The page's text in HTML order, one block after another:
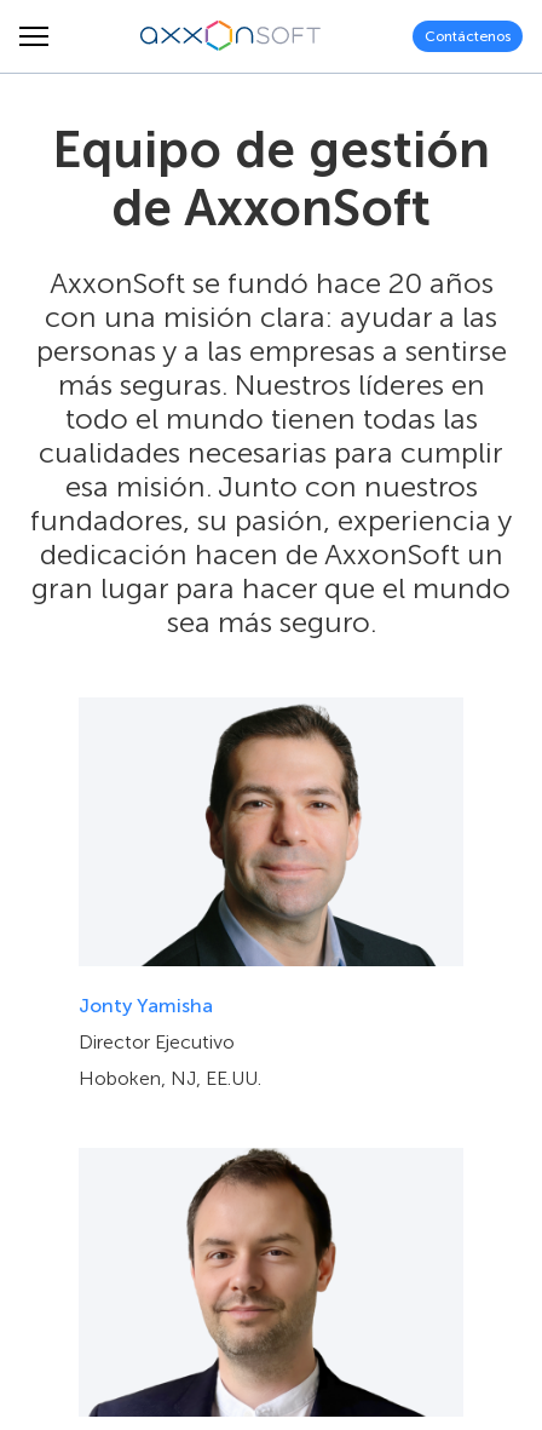
Contáctenos
Equipo de gestión
de AxxonSoft
AxxonSoft se fundó hace 20 años
con una misión clara: ayudar a las
personas y a las empresas a sentirse
más seguras. Nuestros líderes en
todo el mundo tienen todas las
cualidades necesarias para cumplir
esa misión. Junto con nuestros
fundadores, su pasión, experiencia y
dedicación hacen de AxxonSoft un
gran lugar para hacer que el mundo
sea más seguro.
Jonty Yamisha
Director Ejecutivo
Hoboken, NJ, EE.UU.